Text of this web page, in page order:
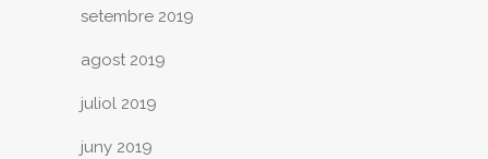
setembre 2019
agost 2019
juliol 2019
juny 2019